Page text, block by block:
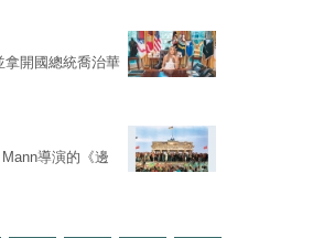
拿開國總統喬治華
導演的《邊